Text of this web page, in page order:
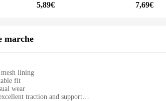
5,89€ 7,69€
marche
lining
fit
wear
traction and support